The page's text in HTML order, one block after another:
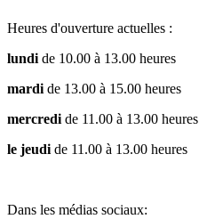
Heures d'ouverture actuelles :
lundide 10.00 à 13.00 heures
mardide 13.00 à 15.00 heures
mercredide 11.00 à 13.00 heures
le jeudide 11.00 à 13.00 heures
Dans les médias sociaux: